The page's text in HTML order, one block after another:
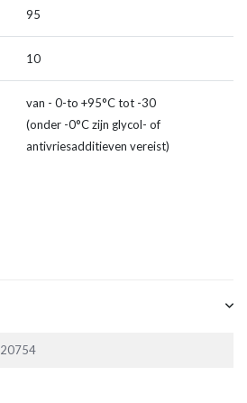
95
10
van - 0-to +95°C tot -30
(onder -0°C zijn glycol- of
antivriesadditieven vereist)
20754